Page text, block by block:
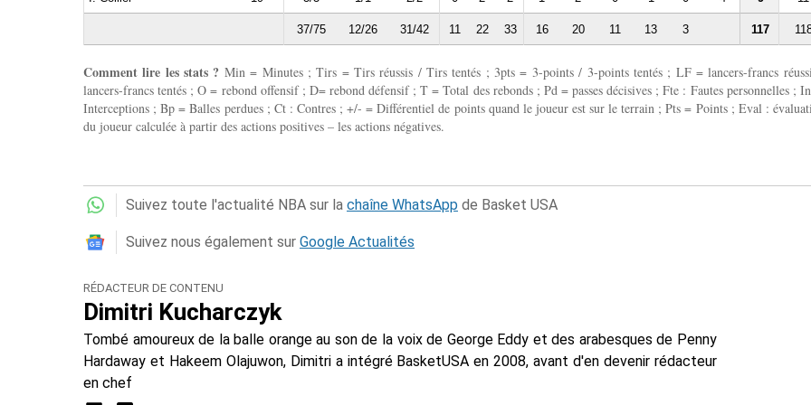
37/75 12/26 31/42 11 22 33 16 20 11 13 3 117
Comment lire les stats ? Min = Minutes ; Tirs = Tirs réussis / Tirs tentés ; 3pts = 3-points / 3-points tentés ; LF = lancers-francs
lancers-francs tentés ; O = rebond offensif ; D= rebond défensif ; T = Total des rebonds ; Pd = passes décisives ; Fte : Fautes personnelles ;
Interceptions ; Bp = Balles perdues ; Ct : Contres ; +/- = Différentiel de points quand le joueur est sur le terrain ; Pts = Points ; Eval :
du joueur calculée à partir des actions positives – les actions négatives.
Suivez toute l'actualité NBA sur la chaîne WhatsApp de Basket USA
Suivez nous également sur Google Actualités
RÉDACTEUR DE CONTENU
Dimitri Kucharczyk
Tombé amoureux de la balle orange au son de la voix de George Eddy et des arabesques de Penny
Hardaway et Hakeem Olajuwon, Dimitri a intégré BasketUSA en 2008, avant d'en devenir rédacteur
en chef